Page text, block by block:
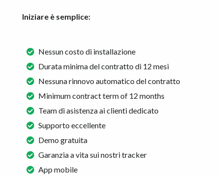
Iniziare è semplice:
Nessun costo di installazione
Durata minima del contratto di 12 mesi
Nessuna rinnovo automatico del contratto
Minimum contract term of 12 months
Team di asistenza ai clienti dedicato
Supporto eccellente
Demo gratuita
Garanzia a vita sui nostri tracker
App mobile